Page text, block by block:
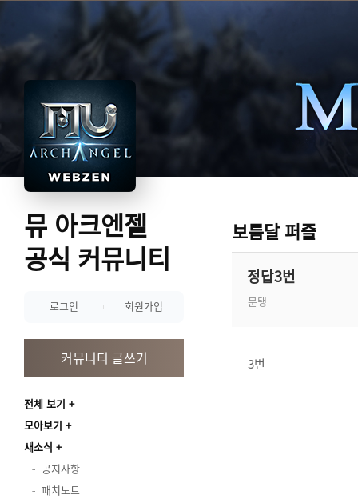
뮤 아크엔젤
공식 커뮤니티
로그인 회원가입
커뮤니티 글쓰기
전체 보기
모아보기
새소식
공지사항
패치노트
보름달 퍼즐
정답3번
문탱
3번